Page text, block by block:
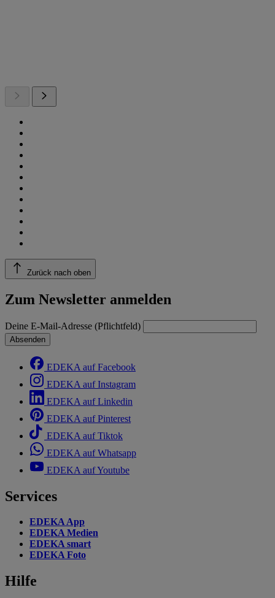
Zurück nach oben
Zum Newsletter anmelden
Deine E-Mail-Adresse (Pflichtfeld)
Absenden
EDEKA auf Facebook
EDEKA auf Instagram
EDEKA auf Linkedin
EDEKA auf Pinterest
EDEKA auf Tiktok
EDEKA auf Whatsapp
EDEKA auf Youtube
Services
EDEKA App
EDEKA Medien
EDEKA smart
EDEKA Foto
Hilfe